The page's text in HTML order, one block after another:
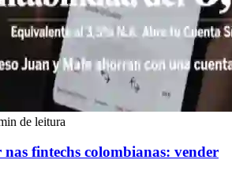
de leitura
fintechs colombianas: vender